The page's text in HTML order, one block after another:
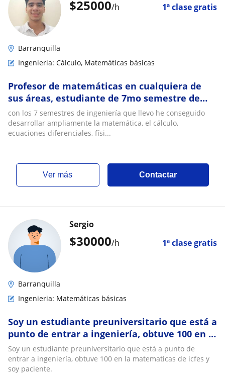
$25000/h 1ª clase gratis
Barranquilla
Ingenieria: Cálculo, Matemáticas básicas
Profesor de matemáticas en cualquiera de
sus áreas, estudiante de 7mo semestre de
ingeniería mecánica, experiencia de 2 años
con los 7 semestres de ingeniería que llevo he conseguido
desarrollar ampliamente la matemática, el cálculo,
ecuaciones diferenciales, físi...
ver más Contactar
$30000/h 1ª clase gratis
Sergio
Barranquilla
Ingenieria: Matemáticas básicas
Soy un estudiante preuniversitario que está a
punto de entrar a ingeniería, obtuve 100 en la
matematicas de icfes y soy paciente
Soy un estudiante preuniversitario que está a punto de
entrar a ingeniería, obtuve 100 en la matematicas de icfes y
soy paciente.